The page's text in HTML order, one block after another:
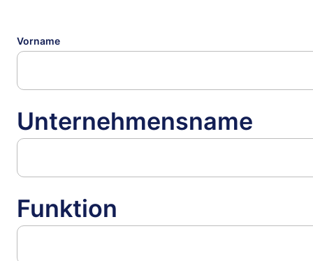
Vorname
Unternehmensname
Funktion